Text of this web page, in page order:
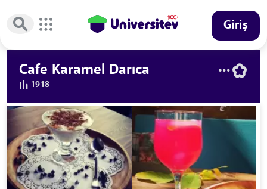
Giriş
Cafe Karamel Darıca
1918